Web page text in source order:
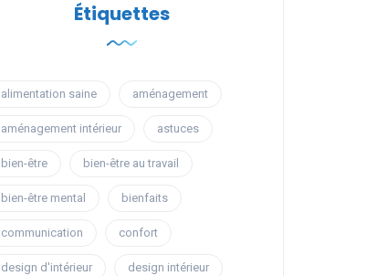
Étiquettes
alimentation saine aménagement
aménagement intérieur astuces
bien-être bien-être au travail
bien-être mental bienfaits
communication confort
design d'intérieur design intérieur